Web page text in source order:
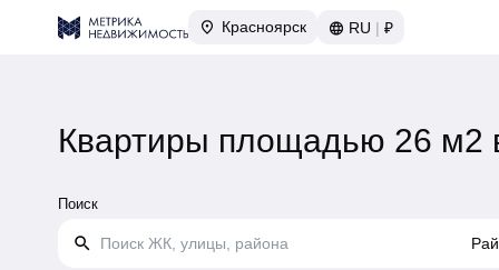
Красноярск RU | ₽
Квартиры площадью 26 м2
Поиск
search